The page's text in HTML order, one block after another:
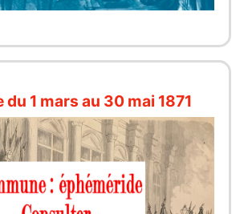
du 1 mars au 30 mai 1871